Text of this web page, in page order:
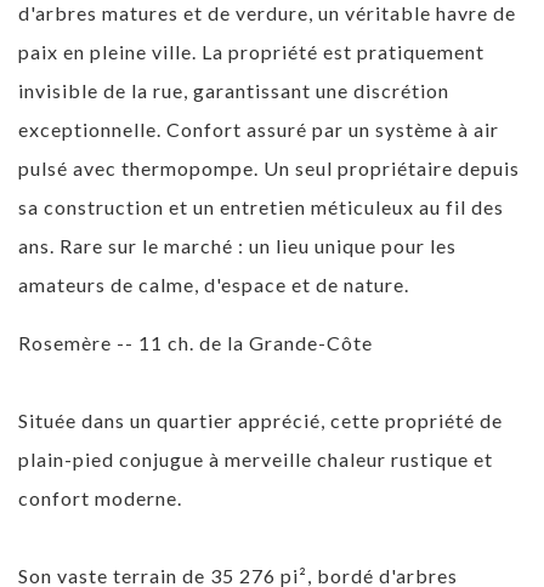
d'arbres matures et de verdure, un véritable havre de
paix en pleine ville. La propriété est pratiquement
invisible de la rue, garantissant une discrétion
exceptionnelle. Confort assuré par un système à air
pulsé avec thermopompe. Un seul propriétaire depuis
sa construction et un entretien méticuleux au fil des
ans. Rare sur le marché : un lieu unique pour les
amateurs de calme, d'espace et de nature.
Rosemère -- 11 ch. de la Grande-Côte
Située dans un quartier apprécié, cette propriété de
plain-pied conjugue à merveille chaleur rustique et
confort moderne.
Son vaste terrain de 35 276 pi², bordé d'arbres